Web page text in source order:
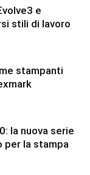
e
stili di lavoro
stampanti
la nuova serie
per la stampa